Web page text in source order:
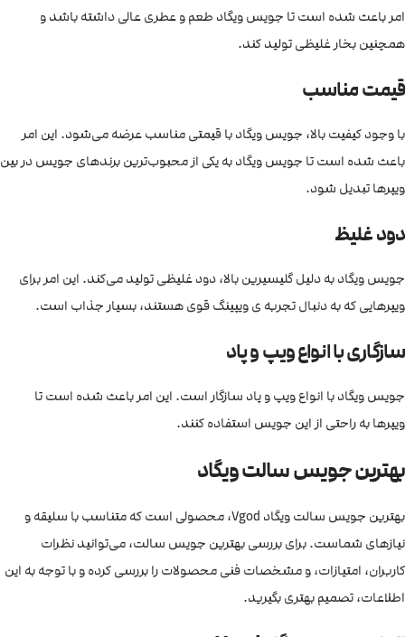
امر باعث شده است تا جویس ویگاد طعم و عطری عالی داشته باشد و
همچنین بخار غلیظی تولید کند.
قیمت مناسب
با وجود کیفیت بالا، جویس ویگاد با قیمتی مناسب عرضه می‌شود. این امر
باعث شده است تا جویس ویگاد به یکی از محبوب‌ترین برندهای جویس در بین
ویپرها تبدیل شود.
دود غلیظ
جویس ویگاد به دلیل گلیسیرین بالا، دود غلیظی تولید می‌کند. این امر برای
ویپرهایی که به دنبال تجربه ی ویپینگ قوی هستند، بسیار جذاب است.
سازگاری با انواع ویپ و پاد
جویس ویگاد با انواع ویپ و پاد سازگار است. این امر باعث شده است تا
ویپرها به راحتی از این جویس استفاده کنند.
بهترین جویس سالت ویگاد
بهترین جویس سالت ویگاد Vgod، محصولی است که متناسب با سلیقه و
نیازهای شماست. برای بررسی بهترین جویس سالت، می‌توانید نظرات
کاربران، امتیازات، و مشخصات فنی محصولات را بررسی کرده و با توجه به این
اطلاعات، تصمیم بهتری بگیرید.